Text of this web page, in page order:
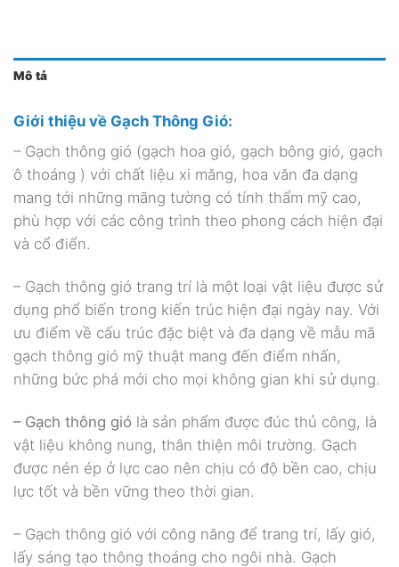
Mô tả
Giới thiệu về Gạch Thông Gió:
– Gạch thông gió (gạch hoa gió, gạch bông gió, gạch
ô thoáng ) với chất liệu xi măng, hoa văn đa dạng
mang tới những mãng tường có tính thẩm mỹ cao,
phù hợp với các công trình theo phong cách hiện đại
và cổ điển.
– Gạch thông gió trang trí là một loại vật liệu được sử
dụng phổ biến trong kiến trúc hiện đại ngày nay. Với
ưu điểm về cấu trúc đặc biệt và đa dạng về mẫu mã
gạch thông gió mỹ thuật mang đến điểm nhấn,
những bức phá mới cho mọi không gian khi sử dụng.
– Gạch thông gió là sản phẩm được đúc thủ công, là
vật liệu không nung, thân thiện môi trường. Gạch
được nén ép ở lực cao nên chịu có độ bền cao, chịu
lực tốt và bền vững theo thời gian.
– Gạch thông gió với công năng để trang trí, lấy gió,
lấy sáng tạo thông thoáng cho ngôi nhà. Gạch